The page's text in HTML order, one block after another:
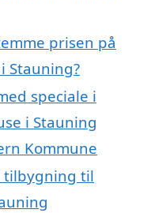
prisen på
Stauning?
speciale i
i Stauning
Kommune
tilbygning til